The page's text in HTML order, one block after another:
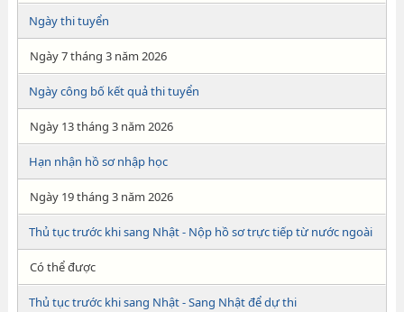
Ngày thi tuyển
Ngày 7 tháng 3 năm 2026
Ngày công bố kết quả thi tuyển
Ngày 13 tháng 3 năm 2026
Hạn nhận hồ sơ nhập học
Ngày 19 tháng 3 năm 2026
Thủ tục trước khi sang Nhật - Nộp hồ sơ trực tiếp từ nước ngoài
Có thể được
Thủ tục trước khi sang Nhật - Sang Nhật để dự thi